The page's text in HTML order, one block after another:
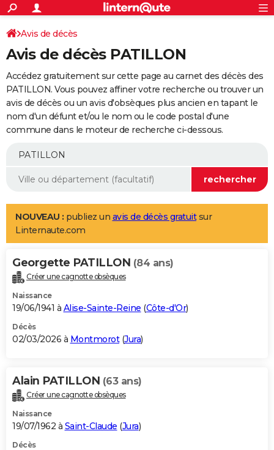
ACTUALITÉS
Politique
Société
Faits Divers
Education
Monde
Villes
+
SPORT
Coupe du monde 2026
Football
Tennis
Cyclisme
Rugby
Forum
Programme TV
TNT
Streaming
Cinéma
Sorties cinéma
Musique
+
FINANCE
Retraite
Epargne
Immobilier
Risques naturels par ville
Banque
Assurance
AUTO
Essais
Réserver un essai
Citadines
Berlines
SUV
Forum auto
+
Mobiles
Meilleur smartphone
Internet
Ordinateurs
Jeux vidéo
Guide high-tech
Aménagement intérieur
LIFESTYLE
Art de vivre
Bien-être
Loisirs
Mode
Modes de vie
Alimentation
Guide de la santé
Maladies
Médicaments
Sommeil
VOYAGE
Destinations
City break
Voyage nature
Voyage de noces
Forum
Climat
+PHOTO
GUIDES D'ACHAT
BONS PLANS
Carte de Noël
Carte Bonne année
Carte Saint-Valentin
Carte Pâques
Carte d'anniversaire
DICTIONNAIRE
Dictionnaire
Biographies
Citations
Expressions
Proverbes
PROGRAMME TV
Avis de décès
Avis de décès PATILLON
Accédez gratuitement sur cette page au carnet des décès des
PATILLON. Vous pouvez affiner votre recherche ou trouver un
avis de décès ou un avis d'obsèques plus ancien en tapant le
nom d'un défunt et/ou le nom ou le code postal d'une
commune dans le moteur de recherche ci-dessous.
NOUVEAU : publiez un avis de décès gratuitsur
Linternaute.com
Georgette PATILLON (84 ans)
Créer une cagnotte obsèques
Naissance
19/06/1941 à Alise-Sainte-Reine (Côte-d'Or)
Décès
02/03/2026 à Montmorot(Jura)
Alain PATILLON (63 ans)
Créer une cagnotte obsèques
Naissance
19/07/1962 à Saint-Claude (Jura)
Décès